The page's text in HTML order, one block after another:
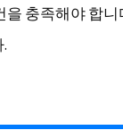
충족해야 합니